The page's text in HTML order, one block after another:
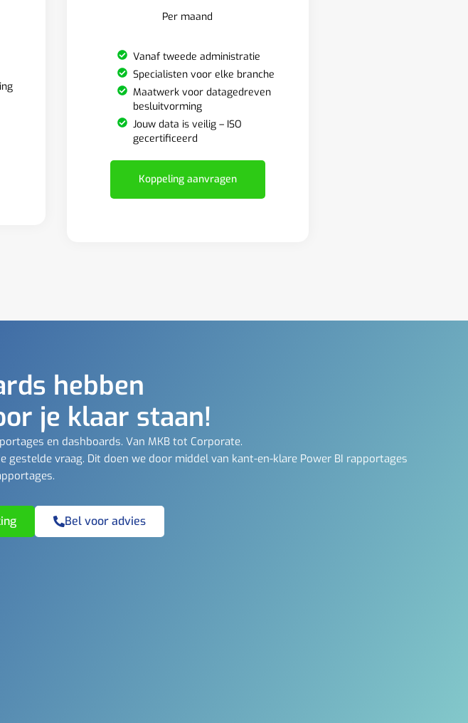
Per maand
Vanaf tweede administratie
Specialisten voor elke branche
Maatwerk voor datagedreven
besluitvorming
Jouw data is veilig – ISO
gecertificeerd
Koppeling aanvragen
hebben
je klaar staan!
en dashboards. Van MKB tot Corporate.
vraag. Dit doen we door middel van kant-en-klare Power BI rapportages
Bel voor advies